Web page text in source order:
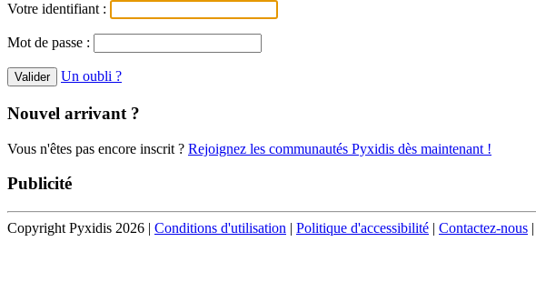
Votre identifiant :
Mot de passe :
Un oubli ?
Nouvel arrivant ?
Vous n'êtes pas encore inscrit ? Rejoignez les communautés Pyxidis dès maintenant !
Publicité
Copyright Pyxidis 2026 | Conditions d'utilisation | Politique d'accessibilité | Contactez-nous |